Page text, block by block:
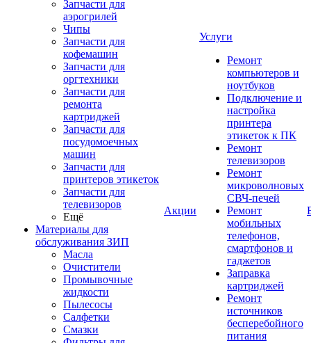
Запчасти для
аэрогрилей
Чипы
Запчасти для
кофемашин
Запчасти для
оргтехники
Запчасти для
ремонта
картриджей
Запчасти для
посудомоечных
машин
Запчасти для
принтеров этикеток
Запчасти для
телевизоров
Ещё
Материалы для
обслуживания ЗИП
Масла
Очистители
Промывочные
жидкости
Пылесосы
Салфетки
Смазки
Акции
Услуги
Ремонт
компьютеров и
ноутбуков
Подключение и
настройка
принтера
этикеток к ПК
Ремонт
телевизоров
Ремонт
микроволновых
СВЧ-печей
Ремонт
мобильных
телефонов,
смартфонов и
гаджетов
Заправка
картриджей
Ремонт
источников
бесперебойного
питания